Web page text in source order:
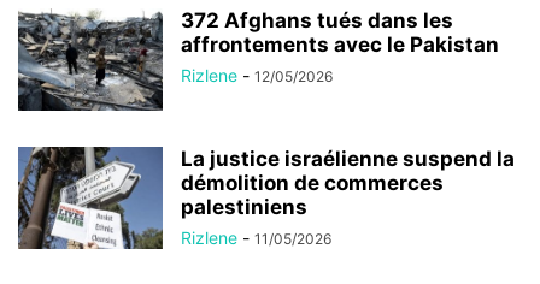
372 Afghans tués dans les
affrontements avec le Pakistan
Rizlene - 12/05/2026
La justice israélienne suspend la
démolition de commerces
palestiniens
Rizlene - 11/05/2026